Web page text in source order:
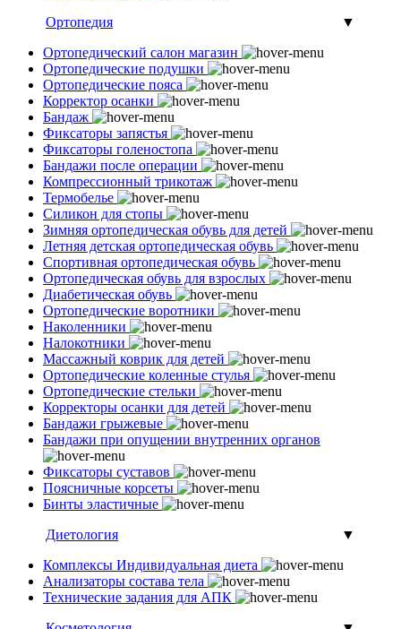
Ортопедия
▼
Ортопедический салон магазин
Ортопедические подушки
Ортопедические пояса
Корректор осанки
Бандаж
Фиксаторы запястья
Фиксаторы голеностопа
Бандажи после операции
Компрессионный трикотаж
Термобелье
Силикон для стопы
Зимняя ортопедическая обувь для детей
Летняя детская ортопедическая обувь
Спортивная ортопедическая обувь
Ортопедическая обувь для взрослых
Диабетическая обувь
Ортопедические воротники
Наколенники
Налокотники
Массажный коврик для детей
Ортопедические коленные стулья
Ортопедические стельки
Корректоры осанки для детей
Бандажи грыжевые
Бандажи при опущении внутренних органов
Фиксаторы суставов
Поясничные корсеты
Бинты эластичные
Диетология
▼
Комплексы Индивидуальная диета
Анализаторы состава тела
Технические задания для АПК